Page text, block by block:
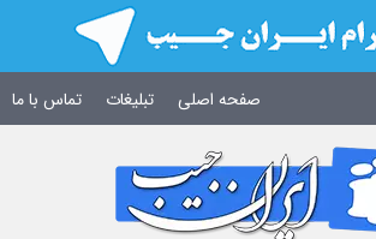
صفحه اصلی تبلیغات تماس با ما